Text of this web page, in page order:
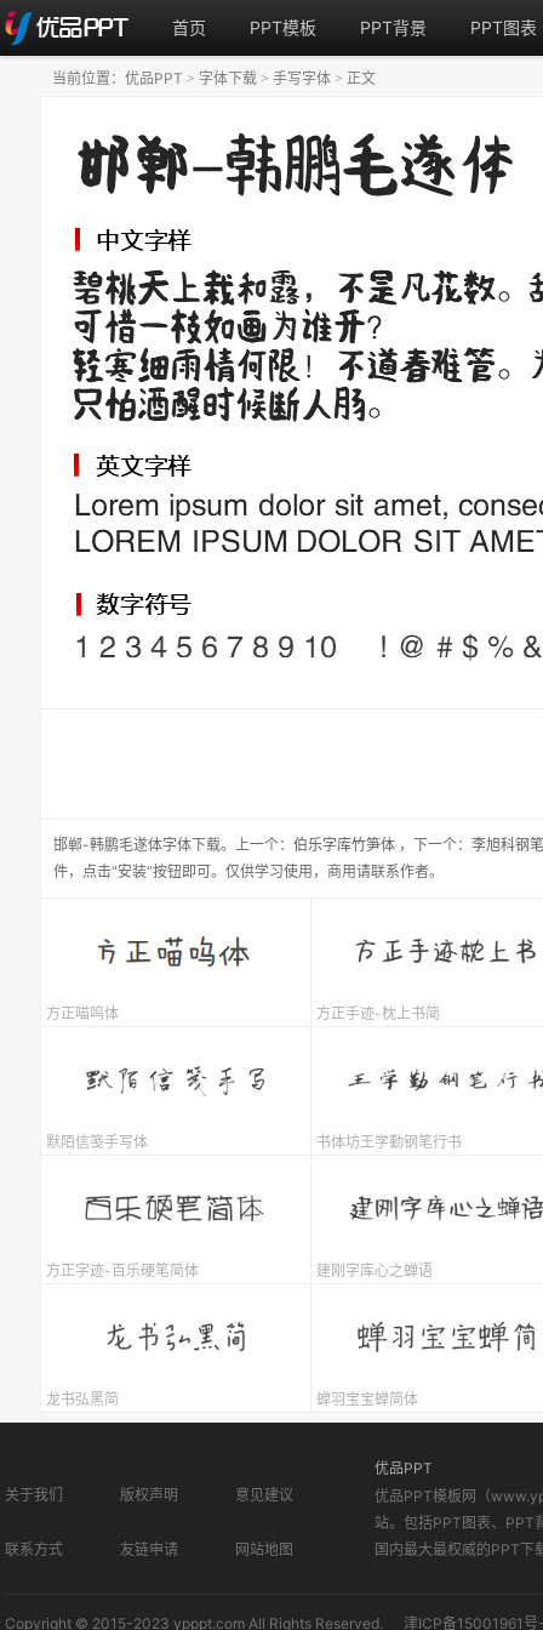
首页 PPT模板 PPT背景 PPT图表
邯郸-韩鹏毛遂体字体下载。 上一个： 伯乐字库竹笋体 ， 下一个： 李旭科钢
件，点击“安装”按钮即可。仅供学习使用，商用请联系作者。
当前位置： 优品PPT > 字体下载 > 手写字体 > 正文
方正喵呜体 方正手迹-枕上书简
默陌信笺手写体 书体坊王学勤钢笔行书
方正字迹-百乐硬笔简体 建刚字库心之蝉语
龙书弘黑简 蝉羽宝宝蝉简体
关于我们 版权声明 意见建议
联系方式 友链申请 网站地图
优品PPT
优品PPT模板网（
站。包括PPT图表、PPT
国内最大最权威的PPT下
Copyright © 2015-2023 ypppt.com All Rights Reserved. 津ICP备15001961号